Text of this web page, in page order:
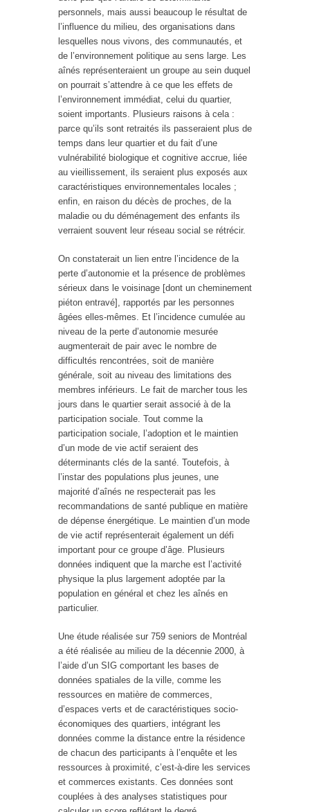
personnels, mais aussi beaucoup le résultat de
l’influence du milieu, des organisations dans
lesquelles nous vivons, des communautés, et
de l’environnement politique au sens large. Les
aînés représenteraient un groupe au sein duquel
on pourrait s’attendre à ce que les effets de
l’environnement immédiat, celui du quartier,
soient importants. Plusieurs raisons à cela :
parce qu’ils sont retraités ils passeraient plus de
temps dans leur quartier et du fait d’une
vulnérabilité biologique et cognitive accrue, liée
au vieillissement, ils seraient plus exposés aux
caractéristiques environnementales locales ;
enfin, en raison du décès de proches, de la
maladie ou du déménagement des enfants ils
verraient souvent leur réseau social se rétrécir.
On constaterait un lien entre l’incidence de la
perte d’autonomie et la présence de problèmes
sérieux dans le voisinage [dont un cheminement
piéton entravé], rapportés par les personnes
âgées elles-mêmes. Et l’incidence cumulée au
niveau de la perte d’autonomie mesurée
augmenterait de pair avec le nombre de
difficultés rencontrées, soit de manière
générale, soit au niveau des limitations des
membres inférieurs. Le fait de marcher tous les
jours dans le quartier serait associé à de la
participation sociale. Tout comme la
participation sociale, l’adoption et le maintien
d’un mode de vie actif seraient des
déterminants clés de la santé. Toutefois, à
l’instar des populations plus jeunes, une
majorité d’aînés ne respecterait pas les
recommandations de santé publique en matière
de dépense énergétique. Le maintien d’un mode
de vie actif représenterait également un défi
important pour ce groupe d’âge. Plusieurs
données indiquent que la marche est l’activité
physique la plus largement adoptée par la
population en général et chez les aînés en
particulier.
Une étude réalisée sur 759 seniors de Montréal
a été réalisée au milieu de la décennie 2000, à
l’aide d’un SIG comportant les bases de
données spatiales de la ville, comme les
ressources en matière de commerces,
d’espaces verts et de caractéristiques socio-
économiques des quartiers, intégrant les
données comme la distance entre la résidence
de chacun des participants à l’enquête et les
ressources à proximité, c’est-à-dire les services
et commerces existants. Ces données sont
couplées à des analyses statistiques pour